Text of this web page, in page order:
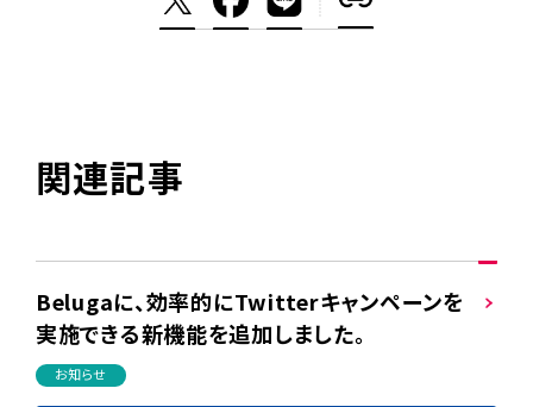
関連記事
Belugaに、効率的にTwitterキャンペーンを
実施できる新機能を追加しました。
お知らせ